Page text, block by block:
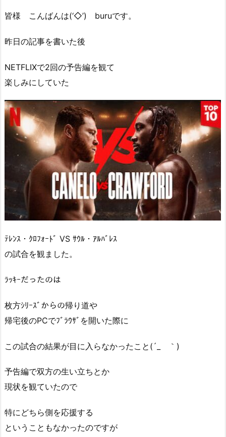
皆様 こんばんは(‘◇’)ゞburuです。
昨日の記事を書いた後
NETFLIXで2回の予告編を観て
楽しみにしていた
ﾃﾚﾝｽ・ｸﾛﾌｫｰﾄﾞ VS ｻｳﾙ・ｱﾙﾊﾞﾚｽ
の試合を観ました。
ﾗｯｷｰだったのは
枚方ｼﾘｰｽﾞからの帰り道や
帰宅後のPCでﾌﾞﾗｳｻﾞを開いた際に
この試合の結果が目に入らなかったこと(´_ゝ｀)
予告編で双方の生い立ちとか
現状を観ていたので
特にどちら側を応援する
ということもなかったのですが